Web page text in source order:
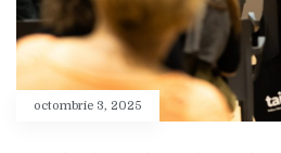
octombrie 3, 2025